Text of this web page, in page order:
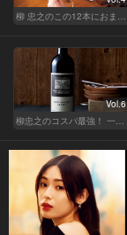
柳 忠之のこの12本におまかせ
Vol.6